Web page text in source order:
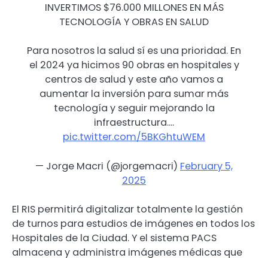
INVERTIMOS $76.000 MILLONES EN MÁS
TECNOLOGÍA Y OBRAS EN SALUD
Para nosotros la salud sí es una prioridad. En
el 2024 ya hicimos 90 obras en hospitales y
centros de salud y este año vamos a
aumentar la inversión para sumar más
tecnología y seguir mejorando la
infraestructura.…
pic.twitter.com/5BKGhtuWEM
— Jorge Macri (@jorgemacri) February 5,
2025
El RIS permitirá digitalizar totalmente la gestión
de turnos para estudios de imágenes en todos los
Hospitales de la Ciudad. Y el sistema PACS
almacena y administra imágenes médicas que